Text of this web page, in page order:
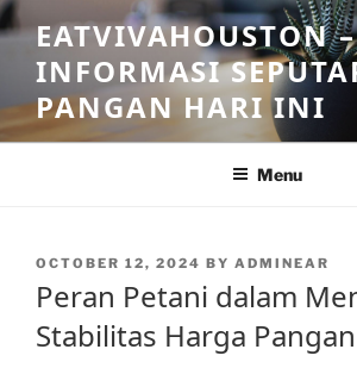
Skip
to
content
EATVIVAHOUSTON –
INFORMASI
PANGAN HARI INI
Menu
POSTED
OCTOBER 12, 2024 BY ADMINEAR
Peran Petani dalam
Stabilitas Harga Pangan